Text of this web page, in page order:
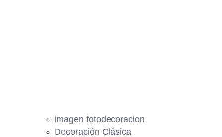
imagen fotodecoracion
Decoración Clásica